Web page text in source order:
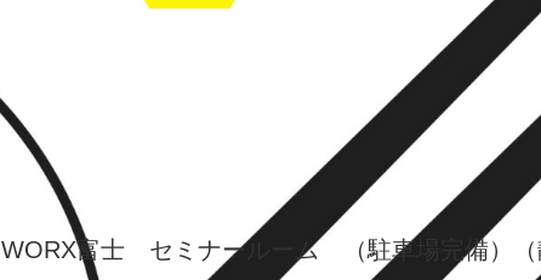
WORX富士 セミナールーム （駐車場完備）（